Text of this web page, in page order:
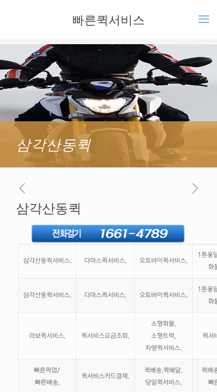
빠른퀵서비스
삼각산동퀵
삼각산동퀵
삼각산동퀵서비스, 다마스퀵서비스, 오토바이퀵서비스,
1톤용
화
삼각산동퀵서비스, 다마스퀵서비스, 오토바이퀵서비스,
1톤용
화
라보퀵서비스, 퀵서비스요금조회,
소형화물,
소형트럭,
차량퀵서비스,
퀵서
빠른픽업/
빠른배송,
퀵서비스카드결제,
퀵배송,퀵배달,
당일퀵서비스,
퀵배
빠